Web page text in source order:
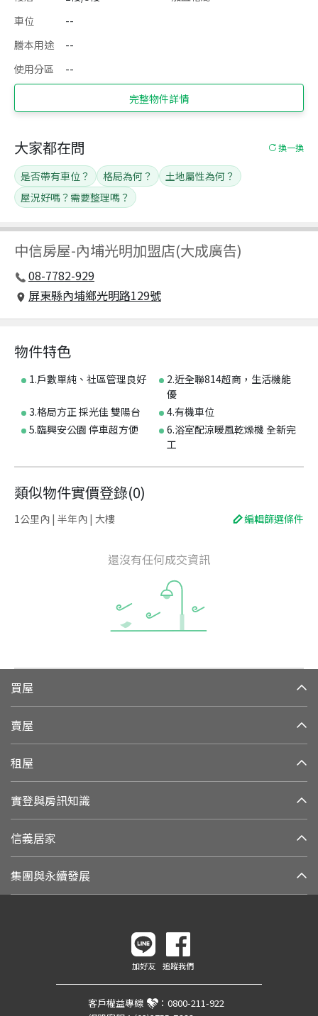
車位
--
謄本用途
--
使用分區
--
完整物件詳情
中信房屋-內埔光明加盟店(大成廣告)
08-7782-929
屏東縣內埔鄉光明路129號
大家都在問 換一換
是否帶有車位？ 格局為何？
土地屬性為何？
屋況好嗎？需要整理嗎？
物件特色
1.戶數單純、社區管理良好
2.近全聯814超商，生活機能
優
3.格局方正 採光佳 雙陽台
4.有機車位
5.臨興安公園 停車超方便
6.浴室配涼暖風乾燥機 全新完
工
類似物件實價登錄(0)
1公里內 | 半年內 | 大樓 編輯篩選條件
還沒有任何成交資訊
買屋
賣屋
租屋
實登與房訊知識
信義居家
集團與永續發展
加好友 追蹤我們
客戶權益專線 ： 0800-211-922